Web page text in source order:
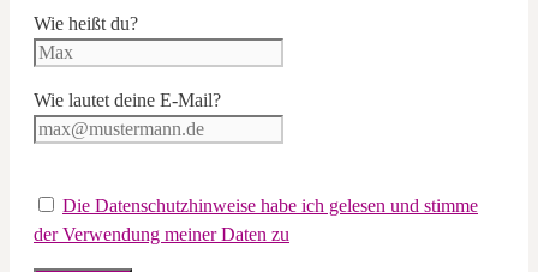
Wie heißt du?
Wie lautet deine E-Mail?
Die Datenschutzhinweise habe ich gelesen und stimme
der Verwendung meiner Daten zu